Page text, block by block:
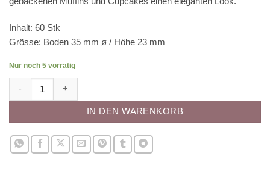
Inhalt: 60 Stk
Grösse: Boden 35 mm ø / Höhe 23 mm
Nur noch 5 vorrätig
IN DEN WARENKORB